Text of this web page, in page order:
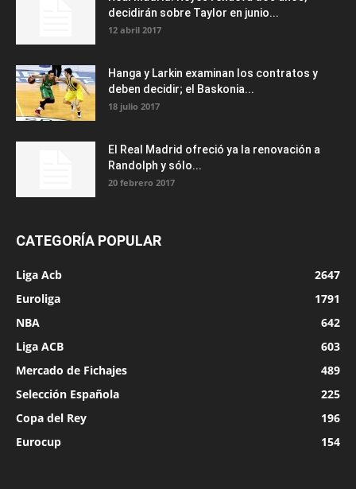
decidirán sobre Taylor en junio...
12 abril 2017
Hanga y Larkin examinan los contratos y
deben decidir; el Baskonia...
18 julio 2017
El Real Madrid ofreció ya la renovación a
Randolph y sólo...
20 febrero 2017
CATEGORÍA POPULAR
Liga Acb
2647
Euroliga
1791
NBA
642
Liga ACB
603
Mercado de Fichajes
489
Selección Española
225
Copa del Rey
196
Eurocup
154